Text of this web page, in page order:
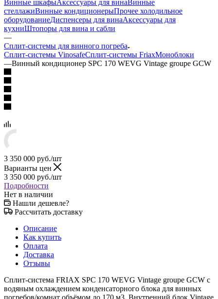
Винные шкафыАксессуары для вина Винные
стеллажиВинные кондиционерыПрочее холодильное
оборудованиеДиспенсеры для винаАксессуары для
кухниШтопоры для вина и сабли
—
Сплит-системы для винного погреба
Сплит-системы VinosafeСплит-системы FriaxМоноблоки
—Винный кондиционер SPC 170 WEVG Vintage groupe GCW
3 350 000 руб./шт
Варианты цен
3 350 000 руб./шт
Подробности
Нет в наличии
Нашли дешевле?
Рассчитать доставку
Описание
Как купить
Оплата
Доставка
Отзывы
Сплит-система FRIAX SPC 170 WEVG Vintage groupe GCW с
водяным охлаждением конденсаторного блока для винных
погребов/комнат объёмом до 170 м3. Внутренний блок Vintage